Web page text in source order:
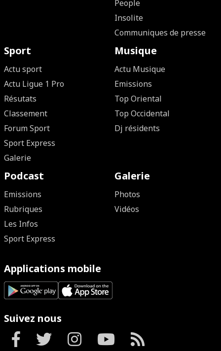
People
Insolite
Communiques de presse
Sport
Actu sport
Actu Ligue 1 Pro
Résutats
Classement
Forum Sport
Sport Express
Galerie
Musique
Actu Musique
Emissions
Top Oriental
Top Occidental
Dj résidents
Podcast
Emissions
Rubriques
Les Infos
Sport Express
Galerie
Photos
Vidéos
Applications mobile
Suivez nous